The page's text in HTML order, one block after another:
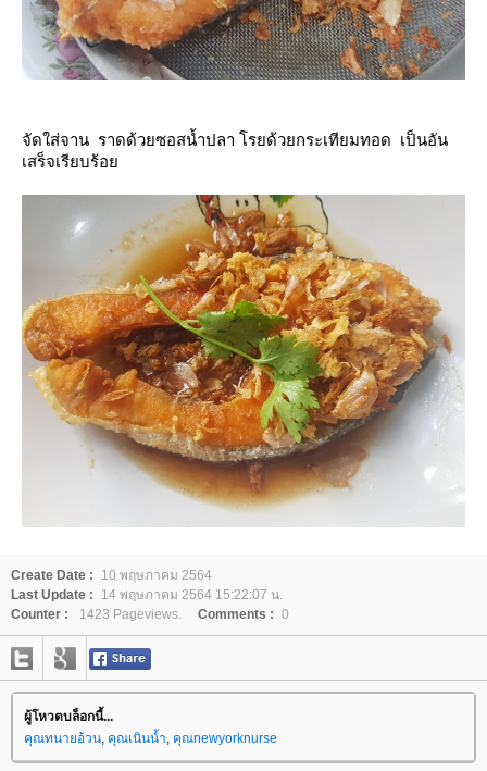
จัดใส่จาน ราดด้วยซอสน้ำปลา โรยด้วยกระเทียมทอด เป็นอัน
เสร็จเรียบร้อ
Create Date :
10 พฤษภาคม 2564
Last Update :
14 พฤษภาคม 2564 15:22:07 น.
Counter :
1423 Pageviews. Comments : 0
ผู้โหวตบล็อกนี้...
คุณทนายอ้วน, คุณเนินน้ำ, คุณnewyorknurse